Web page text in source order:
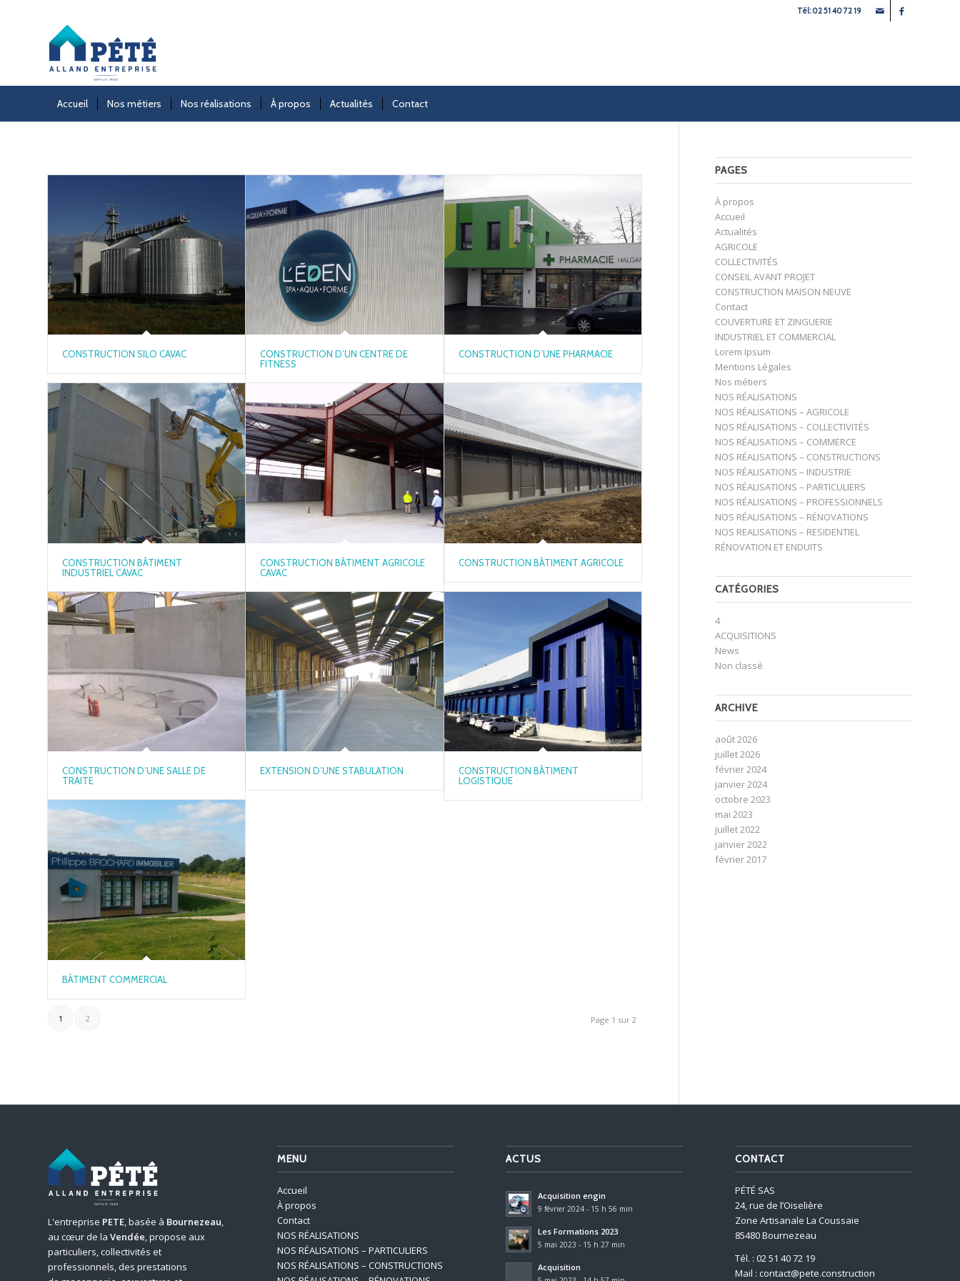
Tél: 02 51 40 72 19
Accueil Nos métiers Nos réalisations À propos Actualités Contact
CONSTRUCTION SILO CAVAC
CONSTRUCTION D’UN CENTRE DE
FITNESS
CONSTRUCTION D’UNE PHARMACIE
CONSTRUCTION BÂTIMENT
INDUSTRIEL CAVAC
CONSTRUCTION BÂTIMENT AGRICOLE
CAVAC
CONSTRUCTION BÂTIMENT AGRICOLE
CONSTRUCTION D’UNE SALLE DE
TRAITE
EXTENSION D’UNE STABULATION
CONSTRUCTION BÂTIMENT
LOGISTIQUE
BÂTIMENT COMMERCIAL
Page 1 sur 2
1 2
PAGES
À propos
Accueil
Actualités
AGRICOLE
COLLECTIVITÉS
CONSEIL AVANT PROJET
CONSTRUCTION MAISON NEUVE
Contact
COUVERTURE ET ZINGUERIE
INDUSTRIEL ET COMMERCIAL
Lorem Ipsum
Mentions Légales
Nos métiers
NOS RÉALISATIONS
NOS RÉALISATIONS – AGRICOLE
NOS RÉALISATIONS – COLLECTIVITÉS
NOS RÉALISATIONS – COMMERCE
NOS RÉALISATIONS – CONSTRUCTIONS
NOS RÉALISATIONS – INDUSTRIE
NOS RÉALISATIONS – PARTICULIERS
NOS RÉALISATIONS – PROFESSIONNELS
NOS RÉALISATIONS – RÉNOVATIONS
NOS REALISATIONS – RESIDENTIEL
RÉNOVATION ET ENDUITS
CATÉGORIES
4
ACQUISITIONS
News
Non classé
ARCHIVE
août 2026
juillet 2026
février 2024
janvier 2024
octobre 2023
mai 2023
juillet 2022
janvier 2022
février 2017
L'entreprise PETE, basée à Bournezeau,
au cœur de la Vendée, propose aux
particuliers, collectivités et
professionnels, des prestations
MENU
Accueil
À propos
Contact
NOS RÉALISATIONS
NOS RÉALISATIONS – PARTICULIERS
NOS RÉALISATIONS – CONSTRUCTIONS
ACTUS
Acquisition engin
9 février 2024 - 15 h 56 min
Les Formations 2023
5 mai 2023 - 15 h 27 min
Acquisition
CONTACT
PÉTÉ SAS
24, rue de l’Oiselière
Zone Artisanale La Coussaie
85480 Bournezeau
Tél. : 02 51 40 72 19
Mail : contact@pete.construction